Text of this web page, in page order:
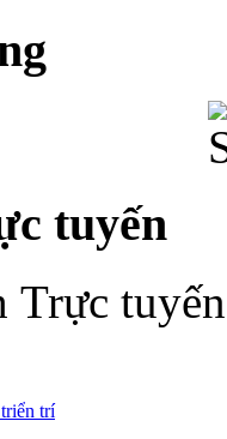
tuyến
Trực tuyến
trí